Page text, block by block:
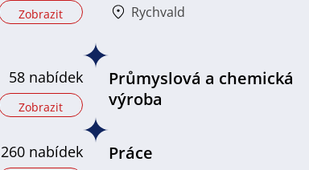
Zobrazit Rychvald
58 nabídek
Zobrazit
Průmyslová a chemická
výroba
260 nabídek Práce